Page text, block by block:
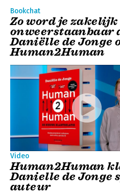
Bookchat
Zo word je zakelijk
Daniëlle de Jonge
Human2Human
Video
Human2Human
Danielle de
auteur